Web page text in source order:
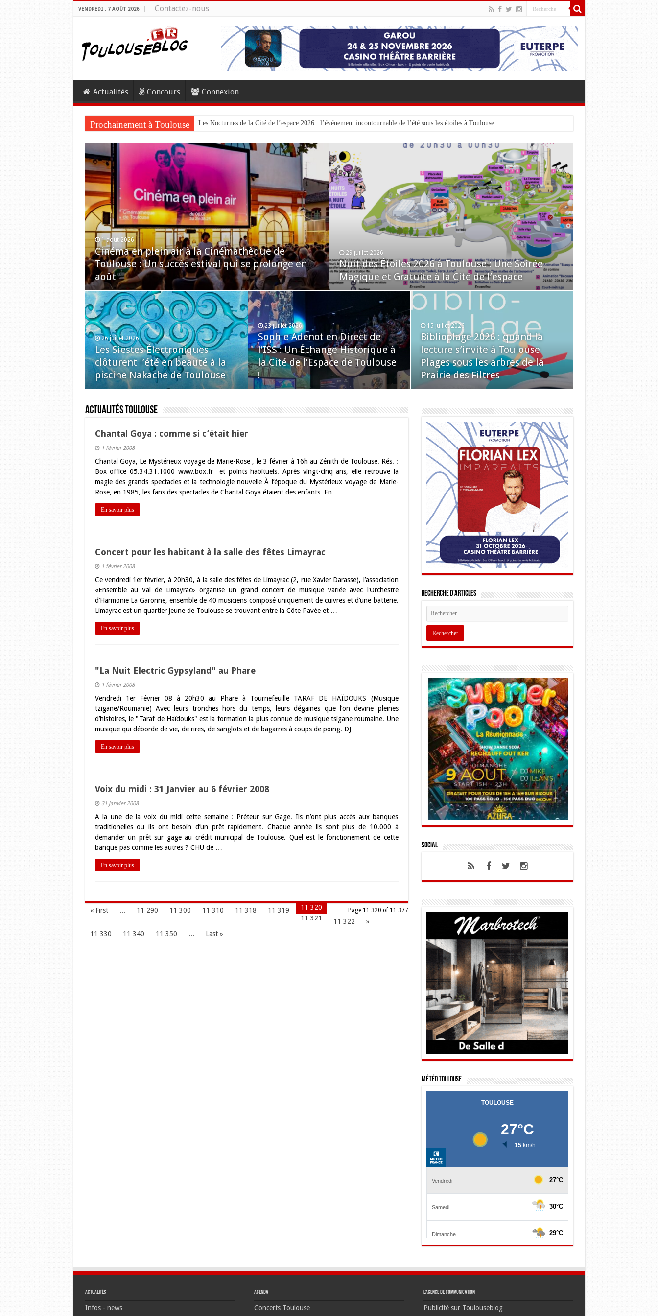
VENDREDI , 7 AOÛT 2026 Contactez-nous
Actualités Concours Connexion
Prochainement à Toulouse Les Nocturnes de la Cité de l’espace 2026 : l’événement incontournable de l’été sous les étoiles à Toulouse
1 août 2026
Cinéma en plein air à la Cinémathèque de
Toulouse : Un succès estival qui se prolonge en
août
29 juillet 2026
Nuit des Étoiles 2026 à Toulouse : Une Soirée
Magique et Gratuite à la Cité de l’espace
26 juillet 2026
Les Siestes Électroniques
clôturent l’été en beauté à la
piscine Nakache de Toulouse
23 juillet 2026
Sophie Adenot en Direct de
l’ISS : Un Échange Historique à
la Cité de l’Espace de Toulouse
!
15 juillet 2026
Biblioplage 2026 : quand la
lecture s’invite à Toulouse
Plages sous les arbres de la
Prairie des Filtres
Actualités Toulouse
Chantal Goya : comme si c’était hier
1 février 2008
Chantal Goya, Le Mystérieux voyage de Marie-Rose , le 3 février à 16h au Zénith de Toulouse. Rés. :
Box office 05.34.31.1000 www.box.fr et points habituels. Après vingt-cinq ans, elle retrouve la
magie des grands spectacles et la technologie nouvelle À l’époque du Mystérieux voyage de Marie-
Rose, en 1985, les fans des spectacles de Chantal Goya étaient des enfants. En …
En savoir plus
Concert pour les habitant à la salle des fêtes Limayrac
1 février 2008
Ce vendredi 1er février, à 20h30, à la salle des fêtes de Limayrac (2, rue Xavier Darasse), l’association
«Ensemble au Val de Limayrac» organise un grand concert de musique variée avec l’Orchestre
d’Harmonie La Garonne, ensemble de 40 musiciens composé uniquement de cuivres et d’une batterie.
Limayrac est un quartier jeune de Toulouse se trouvant entre la Côte Pavée et …
En savoir plus
"La Nuit Electric Gypsyland" au Phare
1 février 2008
Vendredi 1er Février 08 à 20h30 au Phare à Tournefeuille TARAF DE HAÏDOUKS (Musique
tzigane/Roumanie) Avec leurs tronches hors du temps, leurs dégaines que l’on devine pleines
d’histoires, le "Taraf de Haïdouks" est la formation la plus connue de musique tsigane roumaine. Une
musique qui déborde de vie, de rires, de sanglots et de bagarres à coups de poing. DJ …
En savoir plus
Voix du midi : 31 Janvier au 6 février 2008
31 janvier 2008
A la une de la voix du midi cette semaine : Préteur sur Gage. Ils n’ont plus accès aux banques
traditionelles ou ils ont besoin d’un prêt rapidement. Chaque année ils sont plus de 10.000 à
demander un prêt sur gage au crédit municipal de Toulouse. Quel est le fonctionement de cette
banque pas comme les autres ? CHU de …
En savoir plus
Page 11 320 of 11 377
« First ... 11 290 11 300 11 310 11 318 11 319
11 320
11 321
11 322
»
11 330
11 340 11 350 ... Last »
Recherche d’articles
Social
Météo Toulouse
Actualités
Infos - news
Agenda
Concerts Toulouse
L’agence de communication
Publicité sur Toulouseblog